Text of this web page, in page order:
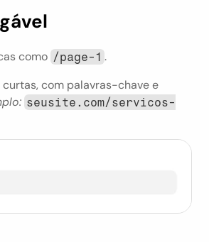
como /page-1 .
curtas, com palavras-chave e
seusite.com/servicos-